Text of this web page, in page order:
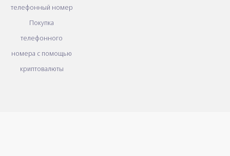
телефонный номер
Покупка
телефонного
номера с помощью
криптовалюты